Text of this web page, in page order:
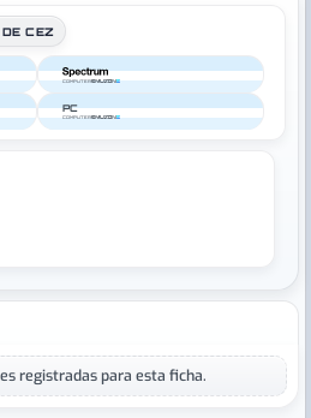
CEZ
COMPUTER
PC
COMPUTER
registradas para esta ficha.